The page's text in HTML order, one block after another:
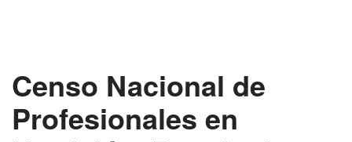
Censo Nacional de
Profesionales en